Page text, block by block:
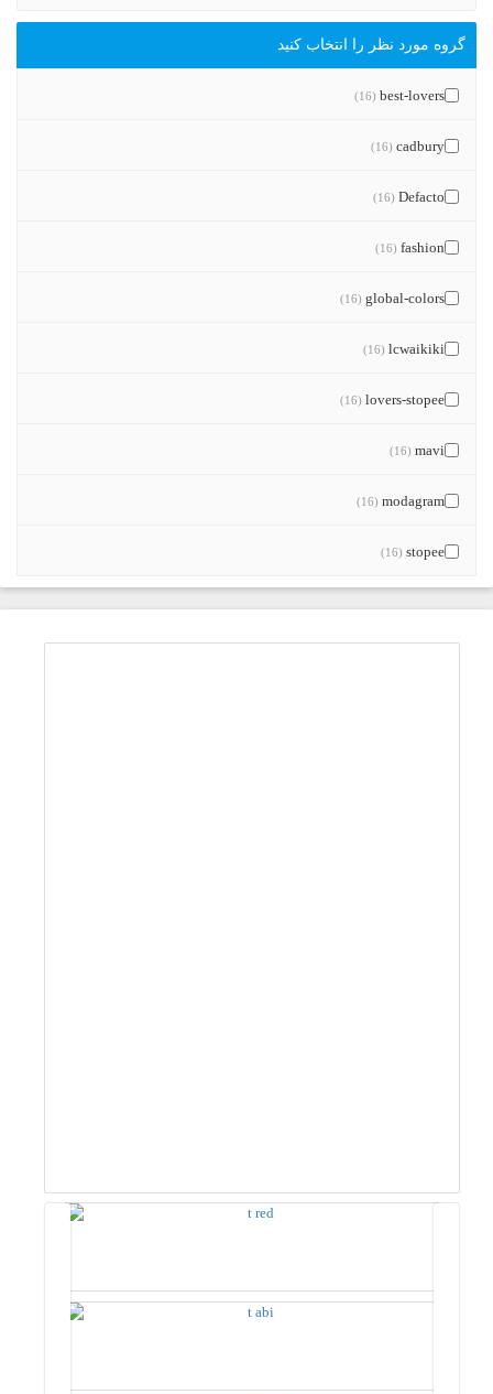
گروه مورد نظر را انتخاب کنید
best-lovers
(16)
cadbury
(16)
Defacto
(16)
fashion
(16)
global-colors
(16)
lcwaikiki
(16)
lovers-stopee
(16)
mavi
(16)
modagram
(16)
stopee
(16)